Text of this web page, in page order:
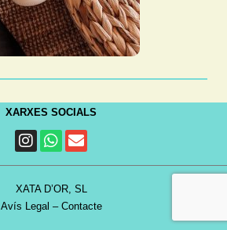
XARXES SOCIALS
XATA D’OR, SL
Avís Legal – Contacte